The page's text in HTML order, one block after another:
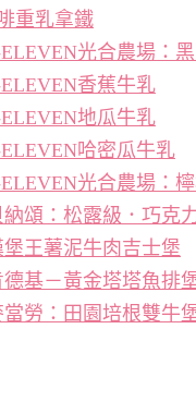
重乳拿鐵
ELEVEN光合農場：
ELEVEN香蕉牛乳
ELEVEN地瓜牛乳
ELEVEN哈密瓜牛乳
ELEVEN光合農場：
納頌：松露級．巧克
堡王薯泥牛肉吉士堡
德基－黃金塔塔魚排
當勞：田園培根雙牛